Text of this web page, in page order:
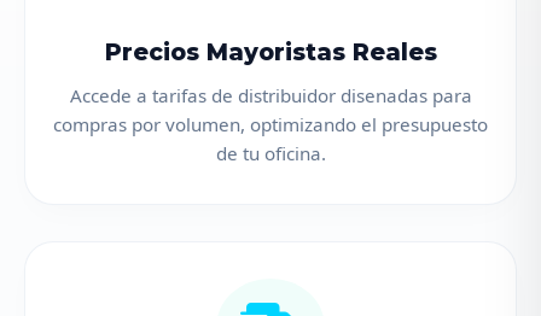
Precios Mayoristas Reales
Accede a tarifas de distribuidor disenadas para
compras por volumen, optimizando el presupuesto
de tu oficina.